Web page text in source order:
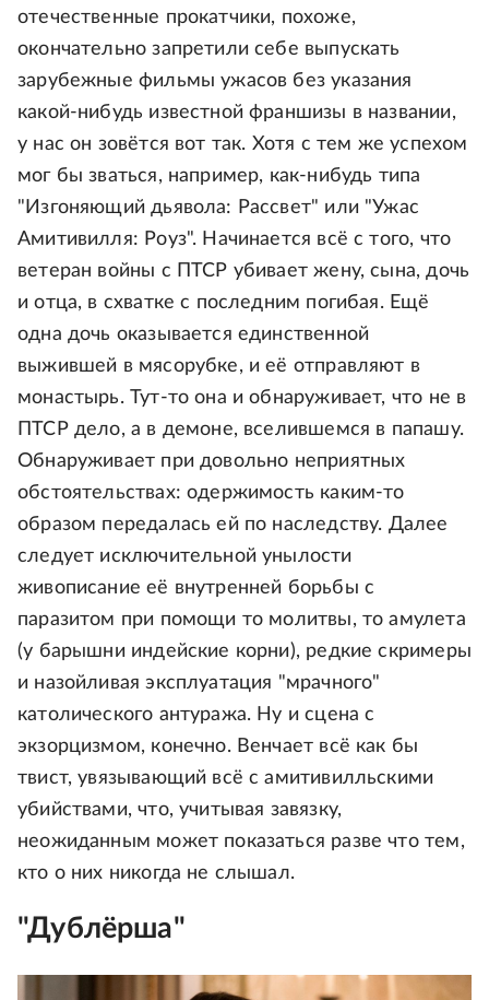
отечественные прокатчики, похоже,
окончательно запретили себе выпускать
зарубежные фильмы ужасов без указания
какой-нибудь известной франшизы в названии,
у нас он зовётся вот так. Хотя с тем же успехом
мог бы зваться, например, как-нибудь типа
"Изгоняющий дьявола: Рассвет" или "Ужас
Амитивилля: Роуз". Начинается всё с того, что
ветеран войны с ПТСР убивает жену, сына, дочь
и отца, в схватке с последним погибая. Ещё
одна дочь оказывается единственной
выжившей в мясорубке, и её отправляют в
монастырь. Тут-то она и обнаруживает, что не в
ПТСР дело, а в демоне, вселившемся в папашу.
Обнаруживает при довольно неприятных
обстоятельствах: одержимость каким-то
образом передалась ей по наследству. Далее
следует исключительной унылости
живописание её внутренней борьбы с
паразитом при помощи то молитвы, то амулета
(у барышни индейские корни), редкие скримеры
и назойливая эксплуатация "мрачного"
католического антуража. Ну и сцена с
экзорцизмом, конечно. Венчает всё как бы
твист, увязывающий всё с амитивилльскими
убийствами, что, учитывая завязку,
неожиданным может показаться разве что тем,
кто о них никогда не слышал.
"Дублёрша"